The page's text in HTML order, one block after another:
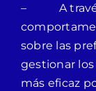
– A través
sobre las
gestionar
más eficaz